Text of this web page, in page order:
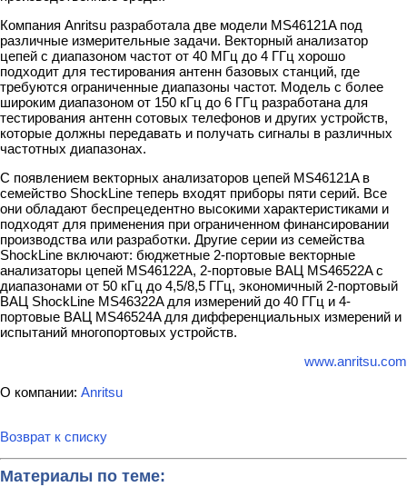
Компания Anritsu разработала две модели MS46121A под
различные измерительные задачи. Векторный анализатор
цепей с диапазоном частот от 40 МГц до 4 ГГц хорошо
подходит для тестирования антенн базовых станций, где
требуются ограниченные диапазоны частот. Модель с более
широким диапазоном от 150 кГц до 6 ГГц разработана для
тестирования антенн сотовых телефонов и других устройств,
которые должны передавать и получать сигналы в различных
частотных диапазонах.
С появлением векторных анализаторов цепей MS46121A в
семейство ShockLine теперь входят приборы пяти серий. Все
они обладают беспрецедентно высокими характеристиками и
подходят для применения при ограниченном финансировании
производства или разработки. Другие серии из семейства
ShockLine включают: бюджетные 2-портовые векторные
анализаторы цепей MS46122A, 2-портовые ВАЦ MS46522A с
диапазонами от 50 кГц до 4,5/8,5 ГГц, экономичный 2-портовый
ВАЦ ShockLine MS46322A для измерений до 40 ГГц и 4-
портовые ВАЦ MS46524A для дифференциальных измерений и
испытаний многопортовых устройств.
www.anritsu.com
О компании: Anritsu
Возврат к списку
Материалы по теме: